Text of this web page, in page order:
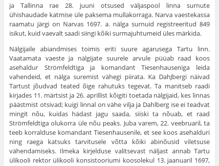
ja Tallinna rae 28. juuni otsused väljaspool linna surnute
ühishaudade katmise üle paksema mullakorraga. Narva vaestekassa
raamatu järgi on Narvas 1697. a. nälga surnuid registreeritud 849
isikut, kuid vaevalt saadi siingi kõiki surmajuhtumeid üles märkida.
Nälgijaile abiandmises toimis eriti suure agarusega Tartu linn.
Vaatamata vaeste ja nälgijate suurele arvule püüab raad koos
asehaldur Strömfeldtiga ja komandant Tiesenhauseniga leida
vahendeid, et nälga suremist vähegi piirata. Ka DahJbergi näivad
Tartust jõudvad teated õige rahutuks tegevat. Ta manitseb raadi
kirjades 11. märtsist ja 26. ap­rillist kõigiti toetada nälgijaid, kes linnas
päästmist otsivad; kuigi linnal on vähe vilja ja Dahlberg ise ei teadvat
mingit nõu, kuidas hädast jagu saada, siiski ta nõuab, et raad
Strömfeldtiga olukorra üle nõu peaks. Juba varem, 22. veebruaril, ta
teeb korralduse komandant Tiesenhausenile, et see koos asehalduri
ning raega katsuks tarvitusele võtta kõiki abinõu­sid viletsuse
vähendamiseks. Ilmeka kirjelduse valitsevast näljast annab Tartu
ülikooli rektor ülikooli konsistooriumi koosolekul 13. jaanuaril 1697,